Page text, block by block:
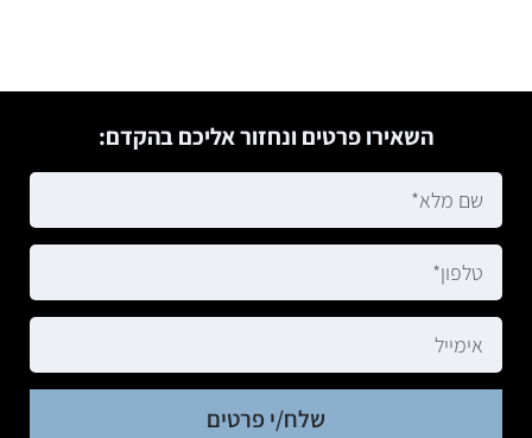
השאירו פרטים ונחזור אליכם בהקדם:
שלח/י פרטים